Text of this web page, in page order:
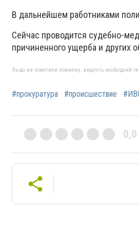
В дальнейшем работниками
Сейчас проводится судебно-
причиненного ущерба и других
Якщо ви помітили помилку, виділіть необхідний
#прокуратура #происшествие
0,0